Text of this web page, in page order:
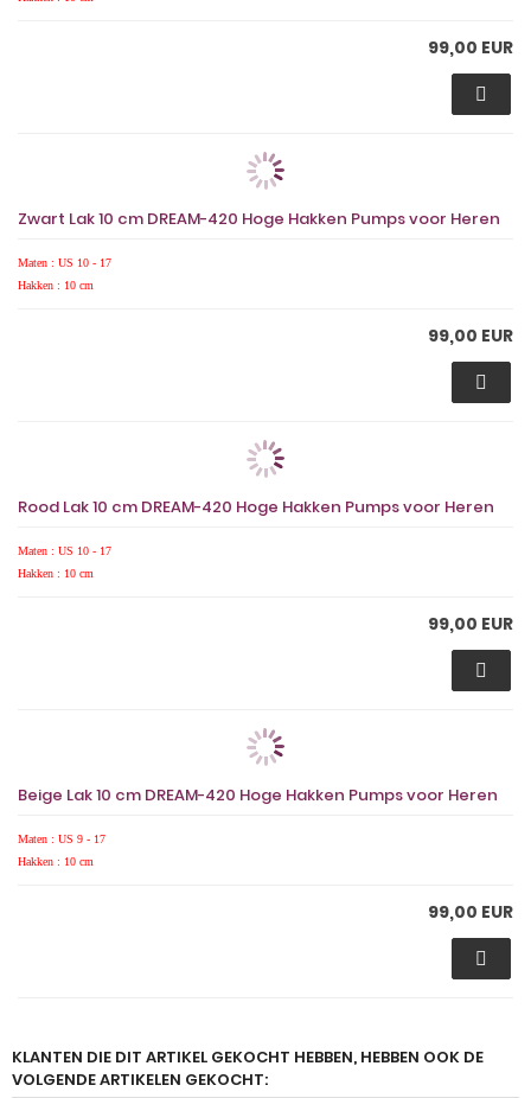
99,00 EUR
Zwart Lak 10 cm DREAM-420 Hoge Hakken Pumps voor Heren
Maten : US 10 - 17
Hakken : 10 cm
99,00 EUR
Rood Lak 10 cm DREAM-420 Hoge Hakken Pumps voor Heren
Maten : US 10 - 17
Hakken : 10 cm
99,00 EUR
Beige Lak 10 cm DREAM-420 Hoge Hakken Pumps voor Heren
Maten : US 9 - 17
Hakken : 10 cm
99,00 EUR
KLANTEN DIE DIT ARTIKEL GEKOCHT HEBBEN, HEBBEN OOK DE
VOLGENDE ARTIKELEN GEKOCHT: